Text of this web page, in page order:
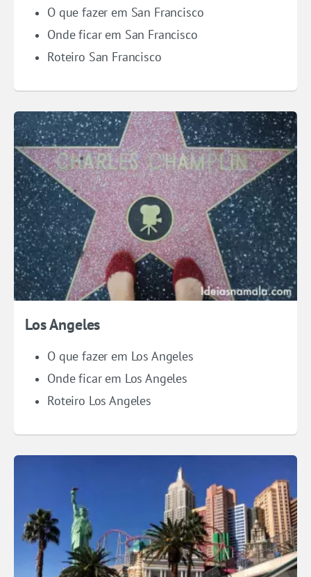
O que fazer em San Francisco
Onde ficar em San Francisco
Roteiro San Francisco
Los Angeles
O que fazer em Los Angeles
Onde ficar em Los Angeles
Roteiro Los Angeles